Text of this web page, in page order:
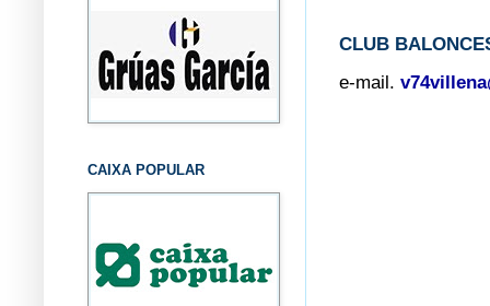
CLUB
e-mail.
CAIXA POPULAR